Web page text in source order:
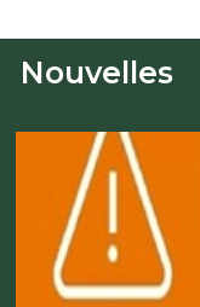
Nouvelles